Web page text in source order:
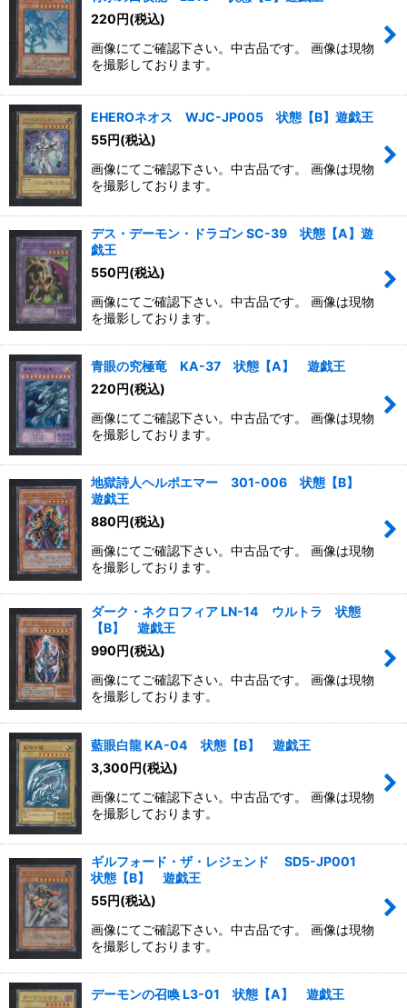
220円(税込)
画像にてご確認下さい。中古品です。 画像は現物
を撮影しております。
EHEROネオス WJC-JP005 状態【B】遊戯王
55円(税込)
画像にてご確認下さい。中古品です。 画像は現物
を撮影しております。
デス・デーモン・ドラゴン SC-39 状態【A】遊
戯王
550円(税込)
画像にてご確認下さい。中古品です。 画像は現物
を撮影しております。
青眼の究極竜 KA-37 状態【A】 遊戯王
220円(税込)
画像にてご確認下さい。中古品です。 画像は現物
を撮影しております。
地獄詩人ヘルポエマー 301-006 状態【B】
遊戯王
880 円(税込)
画像にてご確認下さい。中古品です。 画像は現物
を撮影しております。
ダーク・ネクロフィア LN-14 ウルトラ 状態
【B】 遊戯王
990 円(税込)
画像にてご確認下さい。中古品です。 画像は現物
を撮影しております。
藍眼白龍 KA-04 状態【B】 遊戯王
3,300円(税込)
画像にてご確認下さい。中古品です。 画像は現物
を撮影しております。
ギルフォード・ザ・レジェンド SD5-JP001
状態【B】 遊戯王
55円(税込)
画像にてご確認下さい。中古品です。 画像は現物
を撮影しております。
デーモンの召喚 L3-01 状態【A】 遊戯王